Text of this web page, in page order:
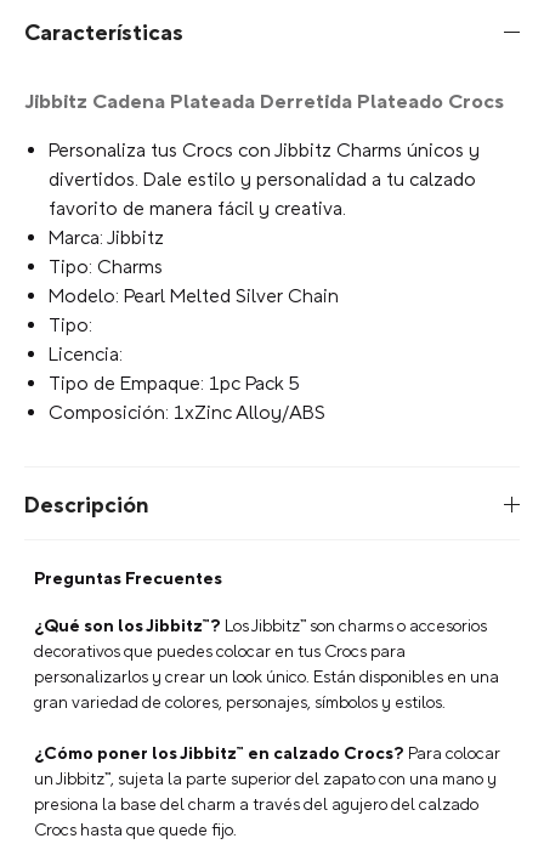
Características
Jibbitz Cadena Plateada Derretida Plateado Crocs
Personaliza tus Crocs con Jibbitz Charms únicos y
divertidos. Dale estilo y personalidad a tu calzado
favorito de manera fácil y creativa.
Marca: Jibbitz
Tipo: Charms
Modelo: Pearl Melted Silver Chain
Tipo:
Licencia:
Tipo de Empaque: 1pc Pack 5
Composición: 1xZinc Alloy/ABS
Descripción
Preguntas Frecuentes
¿Qué son los Jibbitz™? Los Jibbitz™ son charms o accesorios
decorativos que puedes colocar en tus Crocs para
personalizarlos y crear un look único. Están disponibles en una
gran variedad de colores, personajes, símbolos y estilos.
¿Cómo poner los Jibbitz™ en calzado Crocs? Para colocar
un Jibbitz™, sujeta la parte superior del zapato con una mano y
presiona la base del charm a través del agujero del calzado
Crocs hasta que quede fijo.